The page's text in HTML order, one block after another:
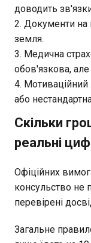
доводить
Документи на
земля.
Медична
обов'язкова,
або
Скільки
реальні
Офіційних
консульство не
перевірені
Загальне